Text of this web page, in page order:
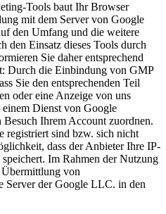
Tools baut Ihr Browser
mit dem Server von Google
den Umfang und die weitere
den Einsatz dieses Tools durch
Sie daher entsprechend
Durch die Einbindung von GMP
Sie den entsprechenden Teil
oder eine Anzeige von uns
Dienst von Google
Ihrem Account zuordnen.
registriert sind bzw. sich nicht
dass der Anbieter Ihre IP-
Im Rahmen der Nutzung
von
Server der Google LLC. in den